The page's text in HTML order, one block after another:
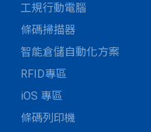
工規行動電腦
條碼掃描器
智能倉儲自動化方案
RFID專區
iOS 專區
條碼列印機